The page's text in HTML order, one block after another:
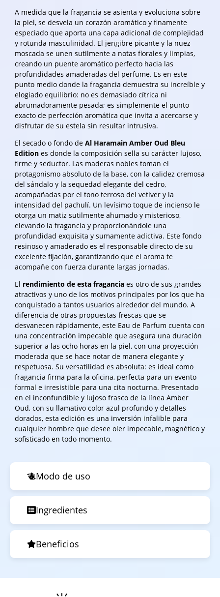
Modo de uso
Ingredientes
Beneficios
A medida que la fragancia se asienta y evoluciona sobre
la piel, se desvela un corazón aromático y finamente
especiado que aporta una capa adicional de complejidad
y rotunda masculinidad. El jengibre picante y la nuez
moscada se unen sutilmente a notas florales y limpias,
creando un puente aromático perfecto hacia las
profundidades amaderadas del perfume. Es en este
punto medio donde la fragancia demuestra su increíble y
elogiado equilibrio: no es demasiado cítrica ni
abrumadoramente pesada; es simplemente el punto
exacto de perfección aromática que invita a acercarse y
disfrutar de su estela sin resultar intrusiva.
El secado o fondo de Al Haramain Amber Oud Bleu
Edition es donde la composición sella su carácter lujoso,
firme y seductor. Las maderas nobles toman el
protagonismo absoluto de la base, con la calidez cremosa
del sándalo y la sequedad elegante del cedro,
acompañadas por el tono terroso del vetiver y la
intensidad del pachulí. Un levísimo toque de incienso le
otorga un matiz sutilmente ahumado y misterioso,
elevando la fragancia y proporcionándole una
profundidad exquisita y sumamente adictiva. Este fondo
resinoso y amaderado es el responsable directo de su
excelente fijación, garantizando que el aroma te
acompañe con fuerza durante largas jornadas.
El rendimiento de esta fragancia es otro de sus grandes
atractivos y uno de los motivos principales por los que ha
conquistado a tantos usuarios alrededor del mundo. A
diferencia de otras propuestas frescas que se
desvanecen rápidamente, este Eau de Parfum cuenta con
una concentración impecable que asegura una duración
superior a las ocho horas en la piel, con una proyección
moderada que se hace notar de manera elegante y
respetuosa. Su versatilidad es absoluta: es ideal como
fragancia firma para la oficina, perfecta para un evento
formal e irresistible para una cita nocturna. Presentado
en el inconfundible y lujoso frasco de la línea Amber
Oud, con su llamativo color azul profundo y detalles
dorados, esta edición es una inversión infalible para
cualquier hombre que desee oler impecable, magnético y
sofisticado en todo momento.